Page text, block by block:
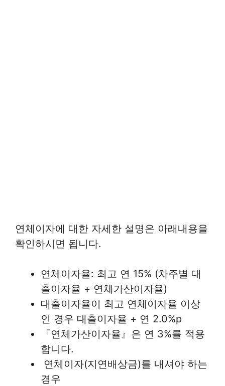
연체이자에 대한 자세한 설명은 아래내용을
확인하시면 됩니다.
연체이자율: 최고 연 15% (차주별 대
출이자율 + 연체가산이자율)
대출이자율이 최고 연체이자율 이상
인 경우 대출이자율 + 연 2.0%p
『연체가산이자율』은 연 3%를 적용
합니다.
연체이자(지연배상금)를 내셔야 하는
경우